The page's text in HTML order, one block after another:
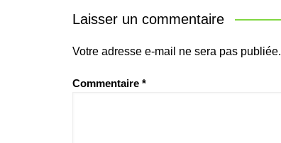
Laisser un commentaire
Votre adresse e-mail ne sera pas publiée.
Commentaire *